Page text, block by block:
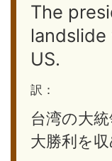
The
US.
訳：
台湾の大
大勝利を収